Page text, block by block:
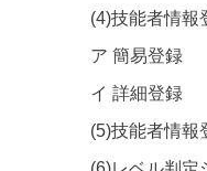
(4)技能者情報
ア 簡易登録
イ 詳細登録
(5)技能者情報